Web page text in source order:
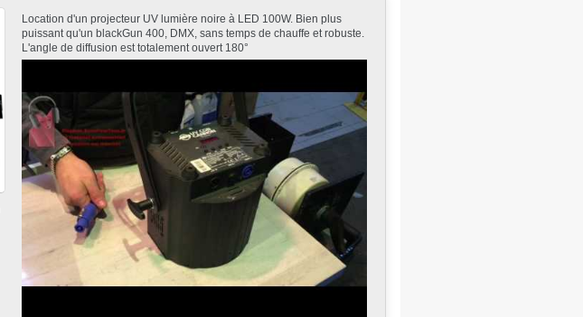
Location d'un projecteur UV lumière noire à LED 100W. Bien plus
puissant qu'un blackGun 400, DMX, sans temps de chauffe et robuste.
L'angle de diffusion est totalement ouvert 180°